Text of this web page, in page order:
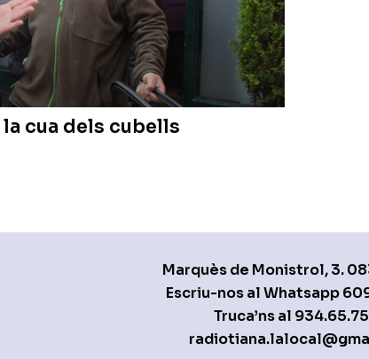
cua dels cubells
Marquès de Monistrol, 3.
Escriu-nos al Whatsapp
Truca’ns al